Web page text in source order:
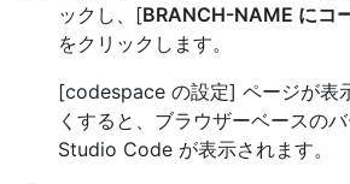
ックし、[BRANCH-NAME にコ
をクリックします。
[codespace の設定] ページが表
くすると、ブラウザーベースの
Studio Code が表示されます。